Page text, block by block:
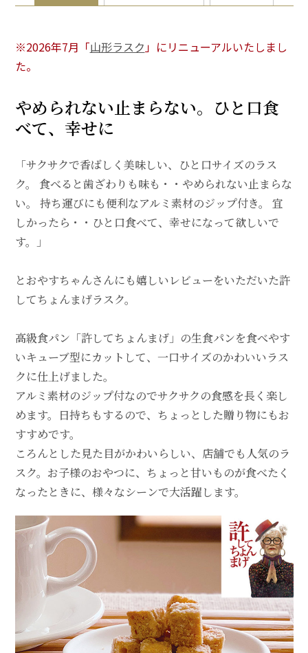
※2026年7月「山形ラスク 」にリニューアルいたしまし
た。
やめられない止まらない。ひと口食
べて、幸せに
「サクサクで香ばしく美味しい、ひと口サイズのラス
ク。 食べると歯ざわりも味も・・やめられない止まらな
い。 持ち運びにも便利なアルミ素材のジップ付き。 宜
しかったら・・ひと口食べて、幸せになって欲しいで
す。」
とおやすちゃんさんにも嬉しいレビューをいただいた許
してちょんまげラスク。
高級食パン「許してちょんまげ」の生食パンを食べやす
いキューブ型にカットして、一口サイズのかわいいラス
クに仕上げました。
アルミ素材のジップ付なのでサクサクの食感を長く楽し
めます。日持ちもするので、ちょっとした贈り物にもお
すすめです。
ころんとした見た目がかわいらしい、店舗でも人気のラ
スク。お子様のおやつに、ちょっと甘いものが食べたく
なったときに、様々なシーンで大活躍します。